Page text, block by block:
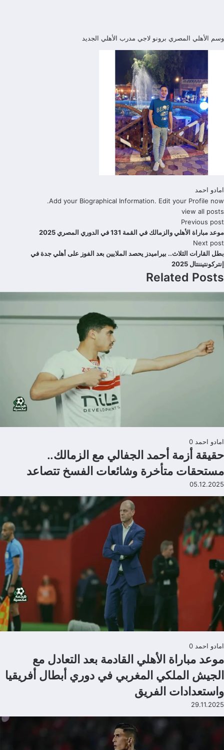
وسم الأهلي المصري برونو لاجي مدرب الأهلي الجديد
امادو احمد
Add your Biographical Information. Edit your Profile now.
view all posts
Previous post
موعد مباراة الأهلي والزمالك في القمة 131 في الدوري المصري 2025
Next post
بطل القارات الثلاث.. بيراميدز يحصد الملايين بعد الفوز على أهلي جدة في
إنتركونتيننتال 2025
Related Posts
امادو احمد 0
حقيقة أزمة أحمد الجفالي مع الزمالك..
مستحقات متأخرة وشائعات الفسخ تتصاعد
05.12.2025
امادو احمد 0
موعد مباراة الأهلي القادمة بعد التعادل مع
الجيش الملكي المغربي في دوري أبطال أفريقيا
واستعدادات الفريق
29.11.2025